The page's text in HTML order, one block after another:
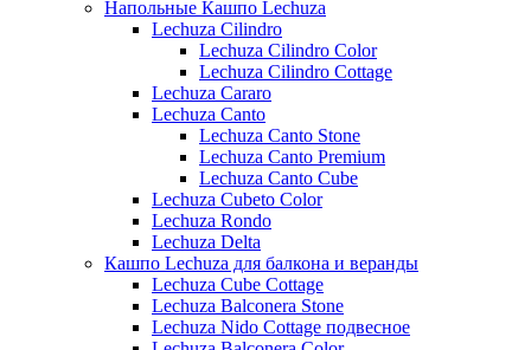
Напольные Кашпо Lechuza
Lechuza Cilindro
Lechuza Cilindro Color
Lechuza Cilindro Cottage
Lechuza Cararo
Lechuza Canto
Lechuza Canto Stone
Lechuza Canto Premium
Lechuza Canto Cube
Lechuza Cubeto Color
Lechuza Rondo
Lechuza Delta
Кашпо Lechuza для балкона и веранды
Lechuza Cube Cottage
Lechuza Balconera Stone
Lechuza Nido Cottage подвесное